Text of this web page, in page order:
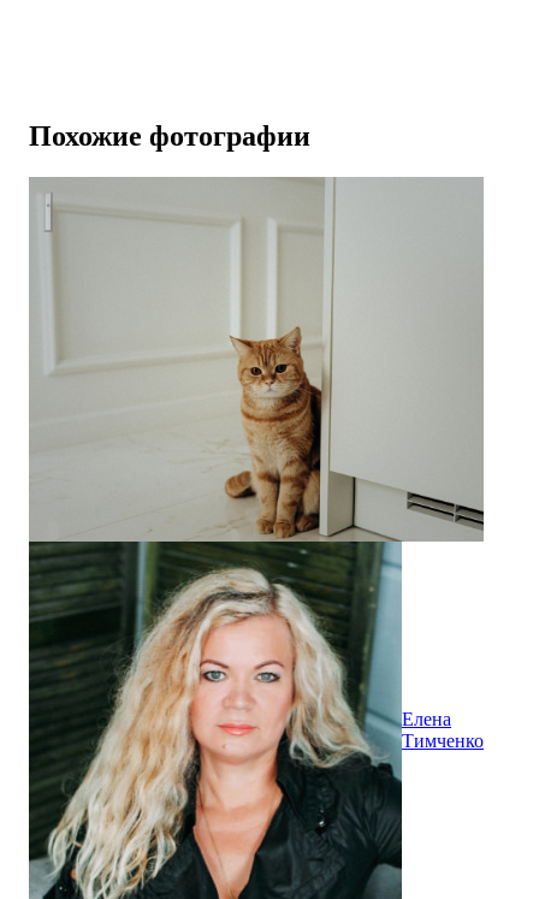
Похожие фотографии
квартира в стиле неоклассика
Елена
Тимченко